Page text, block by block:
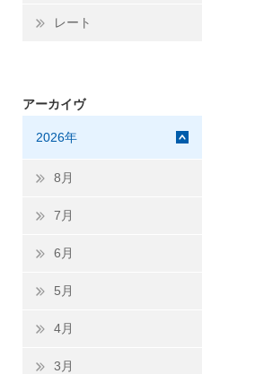
レート
アーカイヴ
2026年
8月
7月
6月
5月
4月
3月